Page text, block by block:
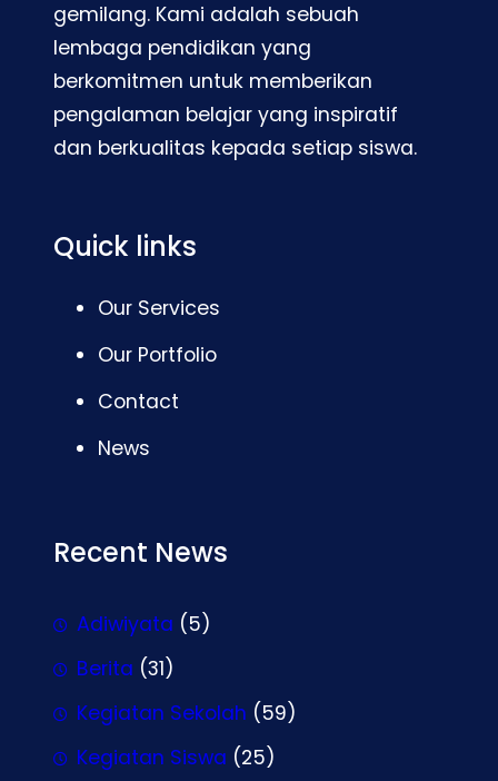
gemilang. Kami adalah sebuah
lembaga pendidikan yang
berkomitmen untuk memberikan
pengalaman belajar yang inspiratif
dan berkualitas kepada setiap siswa.
Quick links
Our Services
Our Portfolio
Contact
News
Recent News
Adiwiyata (5)
Berita (31)
Kegiatan Sekolah (59)
Kegiatan Siswa (25)